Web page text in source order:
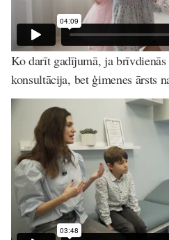
Ko darīt gadījumā, ja brīvdienās
konsultācija, bet ģimenes ārsts